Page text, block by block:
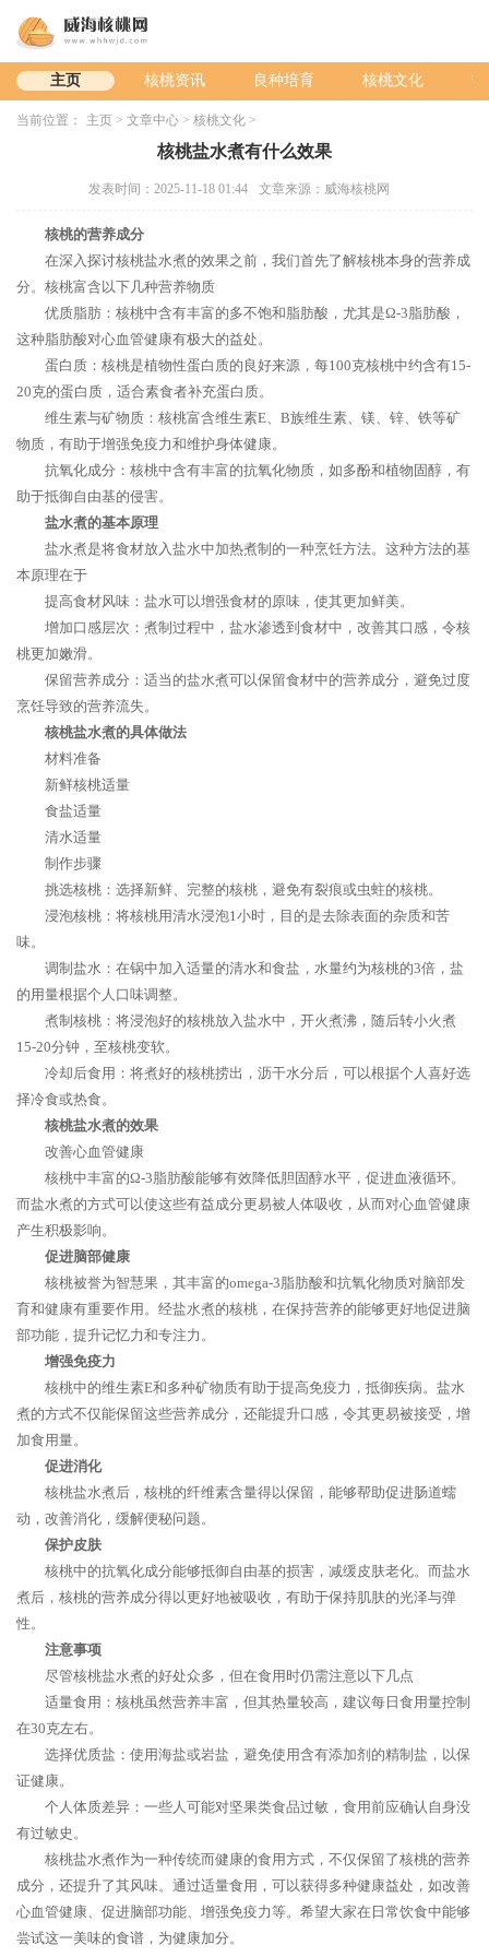
主页 核桃资讯 良种培育 核桃文化
当前位置： 主页 > 文章中心 > 核桃文化 >
核桃盐水煮有什么效果
发表时间：2025-11-18 01:44 文章来源：威海核桃网
核桃的营养成分
在深入探讨核桃盐水煮的效果之前，我们首先了解核桃本身的营养成
分。核桃富含以下几种营养物质
优质脂肪：核桃中含有丰富的多不饱和脂肪酸，尤其是Ω-3脂肪酸，
这种脂肪酸对心血管健康有极大的益处。
蛋白质：核桃是植物性蛋白质的良好来源，每100克核桃中约含有15-
20克的蛋白质，适合素食者补充蛋白质。
维生素与矿物质：核桃富含维生素E、B族维生素、镁、锌、铁等矿
物质，有助于增强免疫力和维护身体健康。
抗氧化成分：核桃中含有丰富的抗氧化物质，如多酚和植物固醇，有
助于抵御自由基的侵害。
盐水煮的基本原理
盐水煮是将食材放入盐水中加热煮制的一种烹饪方法。这种方法的基
本原理在于
提高食材风味：盐水可以增强食材的原味，使其更加鲜美。
增加口感层次：煮制过程中，盐水渗透到食材中，改善其口感，令核
桃更加嫩滑。
保留营养成分：适当的盐水煮可以保留食材中的营养成分，避免过度
烹饪导致的营养流失。
核桃盐水煮的具体做法
材料准备
新鲜核桃适量
食盐适量
清水适量
制作步骤
挑选核桃：选择新鲜、完整的核桃，避免有裂痕或虫蛀的核桃。
浸泡核桃：将核桃用清水浸泡1小时，目的是去除表面的杂质和苦
味。
调制盐水：在锅中加入适量的清水和食盐，水量约为核桃的3倍，盐
的用量根据个人口味调整。
煮制核桃：将浸泡好的核桃放入盐水中，开火煮沸，随后转小火煮
15-20分钟，至核桃变软。
冷却后食用：将煮好的核桃捞出，沥干水分后，可以根据个人喜好选
择冷食或热食。
核桃盐水煮的效果
改善心血管健康
核桃中丰富的Ω-3脂肪酸能够有效降低胆固醇水平，促进血液循环。
而盐水煮的方式可以使这些有益成分更易被人体吸收，从而对心血管健康
产生积极影响。
促进脑部健康
核桃被誉为智慧果，其丰富的omega-3脂肪酸和抗氧化物质对脑部发
育和健康有重要作用。经盐水煮的核桃，在保持营养的能够更好地促进脑
部功能，提升记忆力和专注力。
增强免疫力
核桃中的维生素E和多种矿物质有助于提高免疫力，抵御疾病。盐水
煮的方式不仅能保留这些营养成分，还能提升口感，令其更易被接受，增
加食用量。
促进消化
核桃盐水煮后，核桃的纤维素含量得以保留，能够帮助促进肠道蠕
动，改善消化，缓解便秘问题。
保护皮肤
核桃中的抗氧化成分能够抵御自由基的损害，减缓皮肤老化。而盐水
煮后，核桃的营养成分得以更好地被吸收，有助于保持肌肤的光泽与弹
性。
注意事项
尽管核桃盐水煮的好处众多，但在食用时仍需注意以下几点
适量食用：核桃虽然营养丰富，但其热量较高，建议每日食用量控制
在30克左右。
选择优质盐：使用海盐或岩盐，避免使用含有添加剂的精制盐，以保
证健康。
个人体质差异：一些人可能对坚果类食品过敏，食用前应确认自身没
有过敏史。
核桃盐水煮作为一种传统而健康的食用方式，不仅保留了核桃的营养
成分，还提升了其风味。通过适量食用，可以获得多种健康益处，如改善
心血管健康、促进脑部功能、增强免疫力等。希望大家在日常饮食中能够
尝试这一美味的食谱，为健康加分。